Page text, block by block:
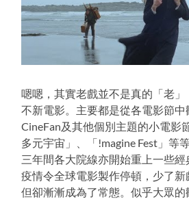
嗯嗯，其實老戲並不是真的「老」
不新電影。主要都是從各電影節中
CineFan及其他個別主題的小電影
多元宇宙」、「!magine Fest」等
三年間各大院線亦開始重上一些
疫情令全球電影製作停頓，少了新
但卻漸漸成為了常態。似乎大眾